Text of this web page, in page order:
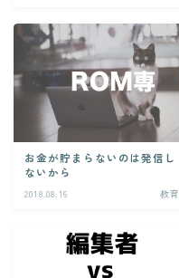
お金が貯まらないのは発信し
ないから
2018.08.16 教育